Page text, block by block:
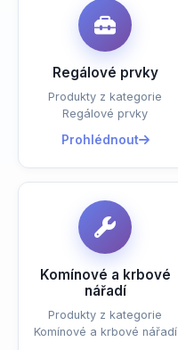
Regálové prvky
Produkty z kategorie
Regálové prvky
Prohlédnout
Komínové a krbové
nářadí
Produkty z kategorie
Komínové a krbové nářadí